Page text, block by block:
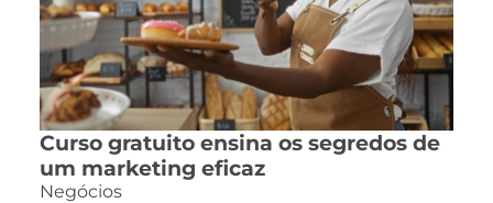
Curso gratuito ensina os segredos de
um marketing eficaz
Negócios